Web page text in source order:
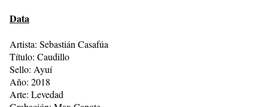
Data
Artista: Sebastián Casafúa
Título: Caudillo
Sello: Ayuí
Año: 2018
Arte: Levedad